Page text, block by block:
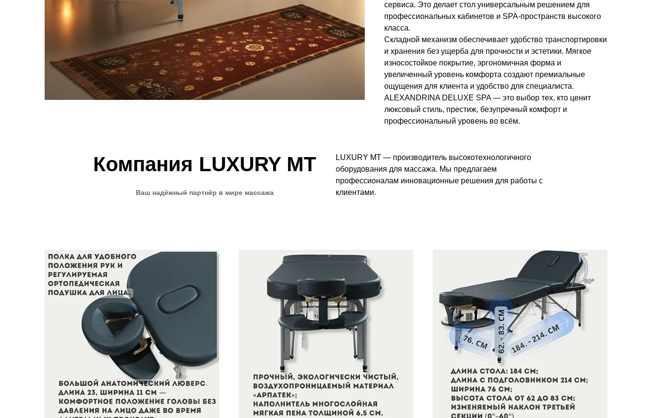
сервиса. Это делает стол универсальным решением для
профессиональных кабинетов и SPA-пространств высокого
класса.
Складной механизм обеспечивает удобство транспортировки
и хранения без ущерба для прочности и эстетики. Мягкое
износостойкое покрытие, эргономичная форма и
увеличенный уровень комфорта создают премиальные
ощущения для клиента и удобство для специалиста.
ALEXANDRINA DELUXE SPA — это выбор тех, кто ценит
люксовый стиль, престиж, безупречный комфорт и
профессиональный уровень во всём.
Компания LUXURY MT
Ваш надёжный партнёр в мире массажа
LUXURY MT — производитель высокотехнологичного
оборудования для массажа. Мы предлагаем
профессионалам инновационные решения для работы с
клиентами.